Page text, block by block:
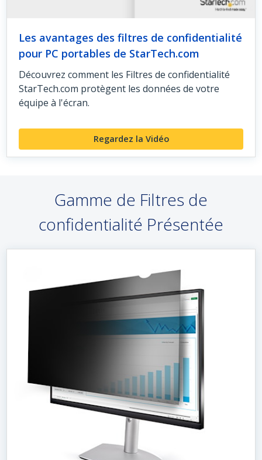
Les avantages des filtres de confidentialité
pour PC portables de StarTech.com
Découvrez comment les Filtres de confidentialité
StarTech.com protègent les données de votre
équipe à l'écran.
Regardez la Vidéo
Gamme de Filtres de
confidentialité Présentée